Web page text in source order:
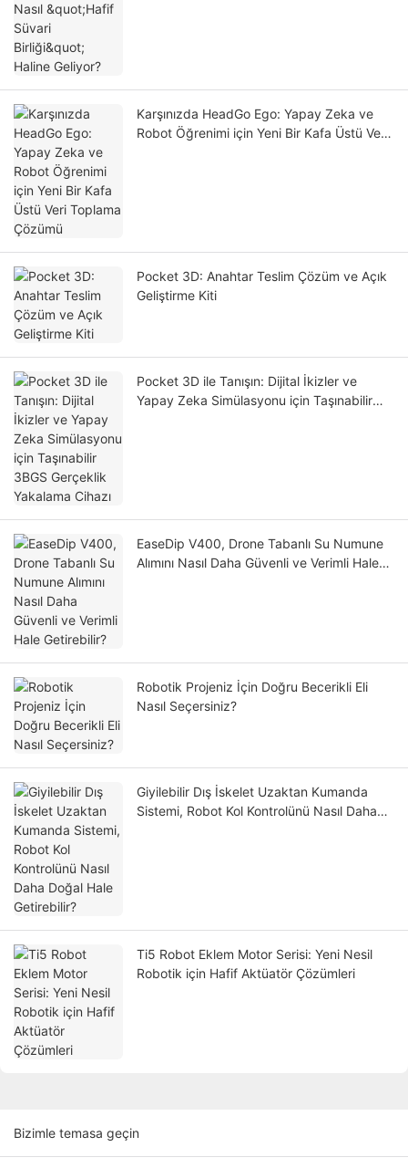
Karşınızda HeadGo Ego: Yapay Zeka ve
Robot Öğrenimi için Yeni Bir Kafa Üstü Veri
Pocket 3D: Anahtar Teslim Çözüm ve Açık
Geliştirme Kiti
Pocket 3D ile Tanışın: Dijital İkizler ve
Yapay Zeka Simülasyonu için Taşınabilir
EaseDip V400, Drone Tabanlı Su Numune
Alımını Nasıl Daha Güvenli ve Verimli Hale
Robotik Projeniz İçin Doğru Becerikli Eli
Nasıl Seçersiniz?
Giyilebilir Dış İskelet Uzaktan Kumanda
Sistemi, Robot Kol Kontrolünü Nasıl Daha
Ti5 Robot Eklem Motor Serisi: Yeni Nesil
Robotik için Hafif Aktüatör Çözümleri
Bizimle temasa geçin